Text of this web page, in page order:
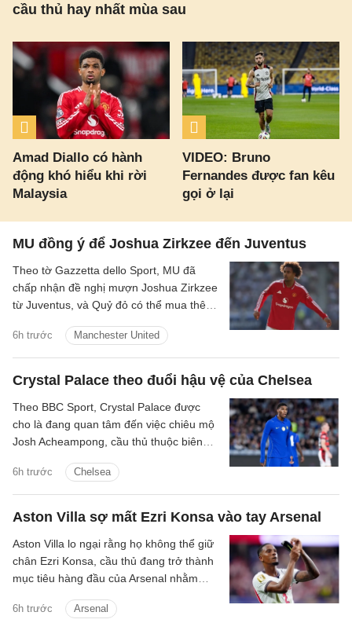
cầu thủ hay nhất mùa sau
Amad Diallo có hành
động khó hiểu khi rời
Malaysia
VIDEO: Bruno
Fernandes được fan kêu
gọi ở lại
MU đồng ý để Joshua Zirkzee đến Juventus
6h trước Manchester United
Theo tờ Gazzetta dello Sport, MU đã
chấp nhận đề nghị mượn Joshua Zirkzee
từ Juventus, và Quỷ đỏ có thể mua thêm
2026.
Crystal Palace theo đuổi hậu vệ của Chelsea
6h trước Chelsea
Theo BBC Sport, Crystal Palace được
cho là đang quan tâm đến việc chiêu mộ
Josh Acheampong, cầu thủ thuộc biên
Aston Villa sợ mất Ezri Konsa vào tay Arsenal
6h trước Arsenal
Aston Villa lo ngại rằng họ không thể giữ
chân Ezri Konsa, cầu thủ đang trở thành
mục tiêu hàng đầu của Arsenal nhằm